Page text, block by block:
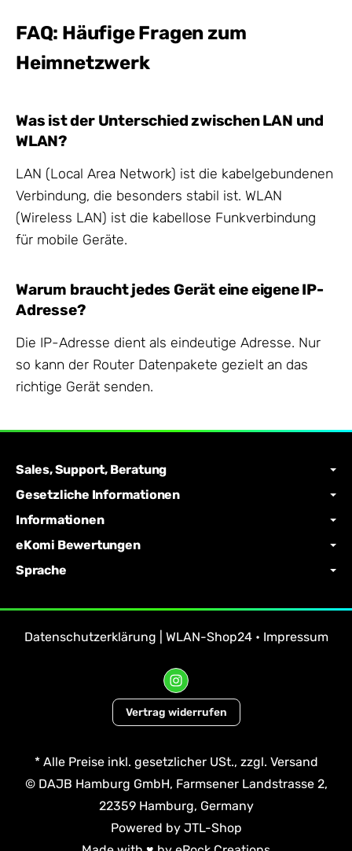
FAQ: Häufige Fragen zum
Heimnetzwerk
Was ist der Unterschied zwischen LAN und
WLAN?
LAN (Local Area Network) ist die kabelgebundenen
Verbindung, die besonders stabil ist. WLAN
(Wireless LAN) ist die kabellose Funkverbindung
für mobile Geräte.
Warum braucht jedes Gerät eine eigene IP-
Adresse?
Die IP-Adresse dient als eindeutige Adresse. Nur
so kann der Router Datenpakete gezielt an das
richtige Gerät senden.
Sales, Support, Beratung
Gesetzliche Informationen
Informationen
eKomi Bewertungen
Sprache
Datenschutzerklärung | WLAN-Shop24 • Impressum
Vertrag widerrufen
*Alle Preise inkl. gesetzlicher USt., zzgl. Versand
© DAJB Hamburg GmbH, Farmsener Landstrasse 2,
22359 Hamburg, Germany
Powered by JTL-Shop